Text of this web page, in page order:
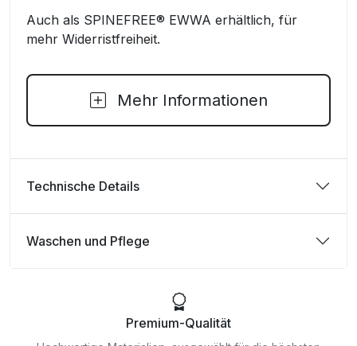
Auch als SPINEFREE® EWWA erhältlich, für
mehr Widerristfreiheit.
Mehr Informationen
Technische Details
Waschen und Pflege
Premium-Qualität